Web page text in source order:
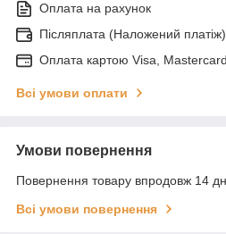
Оплата на рахунок
Післяплата (Наложений
Оплата картою Visa,
Всі умови оплати
Умови повернення
Повернення товару впродовж 14
Всі умови повернення